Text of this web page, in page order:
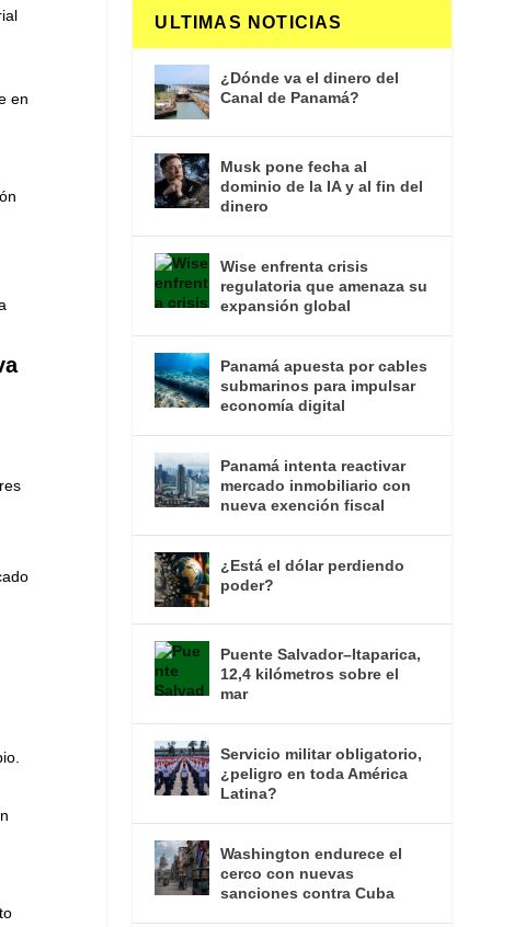
en
ULTIMAS NOTICIAS
¿Dónde va el dinero del
Canal de Panamá?
Musk pone fecha al
dominio de la IA y al fin del
dinero
Wise enfrenta crisis
regulatoria que amenaza su
expansión global
Panamá apuesta por cables
submarinos para impulsar
economía digital
Panamá intenta reactivar
mercado inmobiliario con
nueva exención fiscal
¿Está el dólar perdiendo
poder?
Puente Salvador–Itaparica,
12,4 kilómetros sobre el
mar
Servicio militar obligatorio,
¿peligro en toda América
Latina?
Washington endurece el
cerco con nuevas
sanciones contra Cuba